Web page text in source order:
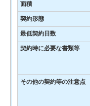
面積
契約形態
最低契約日数
契約時に必要な書類等
その他の契約等の注意点